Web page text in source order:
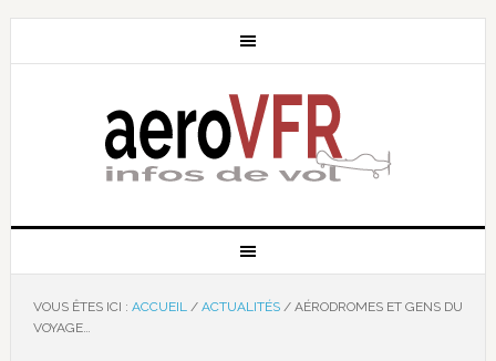
VOUS ÊTES ICI : ACCUEIL / ACTUALITÉS /AÉRODROMES ET GENS DU
VOYAGE…